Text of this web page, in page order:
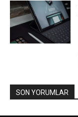
SON YORUMLAR